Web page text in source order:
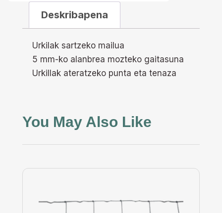
Deskribapena
Urkilak sartzeko mailua
5 mm-ko alanbrea mozteko gaitasuna
Urkillak ateratzeko punta eta tenaza
You May Also Like